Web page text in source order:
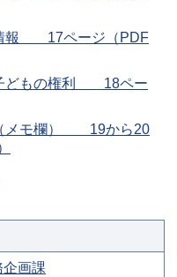
報 17ページ（PDF
どもの権利 18ペー
メモ欄） 19から20
画課